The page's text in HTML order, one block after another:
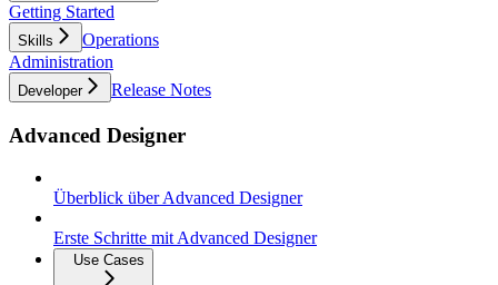
Getting Started
Skills
Operations
Administration
Developer Release Notes
Advanced Designer
Überblick über Advanced Designer
Erste Schritte mit Advanced Designer
Use Cases